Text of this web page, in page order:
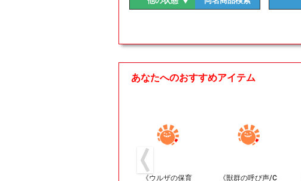
あなたへのおすすめアイテム
《ウルザの保育
《獣群の呼び声/C